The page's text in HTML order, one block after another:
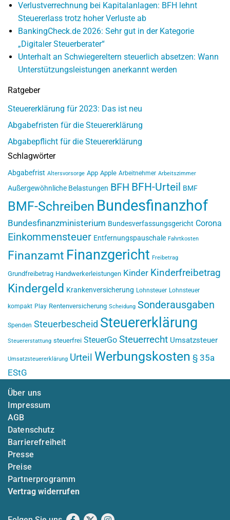
Verlustverrechnung bei Kapitalanlagen: BFH lehnt
Steuererlass trotz hoher Verluste ab
BankingCheck.de 2026: Sehr gut in der Kategorie
„Digitaler Steuerberater“
Unterhalt an Schwiegereltern steuerlich absetzen: Wann
Unterstützungsleistungen anerkannt werden
Ratgeber
Steuererklärung für 2023: Das ist neu
Abgabefristen für die Steuererklärung
Abgabepflicht für die Steuererklärung
Schlagwörter
Abgabefrist Altersvorsorge App Apple Arbeitnehmer Arbeitszimmer
Außergewöhnliche Belastungen BFH BFH-Urteil BMF
BMF-Schreiben Bundesfinanzhof
Bundesfinanzministerium Bundesverfassungsgericht Corona
Einkommensteuer Entfernungspauschale Fahrtkosten
Finanzamt Finanzgericht Freibetrag
Grundfreibetrag Handwerkerleistungen Kinder Kinderfreibetrag
Kindergeld Krankenversicherung Lohnsteuer Lohnsteuer
kompakt Play Rentenversicherung Scheidung Sonderausgaben
Spenden Steuerbescheid Steuererklärung
Steuererstattung steuerfrei SteuerGo Steuerrecht Umsatzsteuer
Umsatzsteuererklärung Urteil Werbungskosten § 35a
EStG
Über uns
Impressum
AGB
Datenschutz
Barrierefreiheit
Presse
Preise
Partnerprogramm
Vertrag widerrufen